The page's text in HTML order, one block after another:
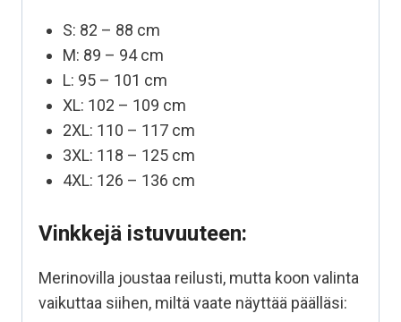
S: 82 – 88 cm
M: 89 – 94 cm
L: 95 – 101 cm
XL: 102 – 109 cm
2XL: 110 – 117 cm
3XL: 118 – 125 cm
4XL: 126 – 136 cm
Vinkkejä istuvuuteen:
Merinovilla joustaa reilusti, mutta koon valinta
vaikuttaa siihen, miltä vaate näyttää päälläsi: